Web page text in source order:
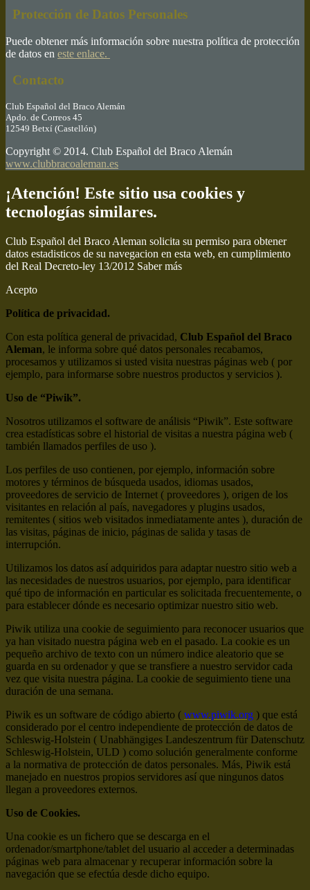
Protección de Datos Personales
Puede obtener más información sobre nuestra política de protección
de datos en este enlace.
Contacto
Club Español del Braco Alemán
Apdo. de Correos 45
12549 Betxí (Castellón)
Copyright © 2014. Club Español del Braco Alemán
www.clubbracoaleman.es
¡Atención! Este sitio usa cookies y
tecnologías similares.
Club Español del Braco Aleman solicita su permiso para obtener
datos estadisticos de su navegacion en esta web, en cumplimiento
del Real Decreto-ley 13/2012 Saber más
Acepto
Política de privacidad.
Con esta política general de privacidad, Club Español del Braco
Aleman, le informa sobre qué datos personales recabamos,
procesamos y utilizamos si usted visita nuestras páginas web ( por
ejemplo, para informarse sobre nuestros productos y servicios ).
Uso de “Piwik”.
Nosotros utilizamos el software de análisis “Piwik”. Este software
crea estadísticas sobre el historial de visitas a nuestra página web (
también llamados perfiles de uso ).
Los perfiles de uso contienen, por ejemplo, información sobre
motores y términos de búsqueda usados, idiomas usados,
proveedores de servicio de Internet ( proveedores ), origen de los
visitantes en relación al país, navegadores y plugins usados,
remitentes ( sitios web visitados inmediatamente antes ), duración de
las visitas, páginas de inicio, páginas de salida y tasas de
interrupción.
Utilizamos los datos así adquiridos para adaptar nuestro sitio web a
las necesidades de nuestros usuarios, por ejemplo, para identificar
qué tipo de información en particular es solicitada frecuentemente, o
para establecer dónde es necesario optimizar nuestro sitio web.
Piwik utiliza una cookie de seguimiento para reconocer usuarios que
ya han visitado nuestra página web en el pasado. La cookie es un
pequeño archivo de texto con un número indice aleatorio que se
guarda en su ordenador y que se transfiere a nuestro servidor cada
vez que visita nuestra página. La cookie de seguimiento tiene una
duración de una semana.
Piwik es un software de código abierto ( www.piwik.org ) que está
considerado por el centro independiente de protección de datos de
Schleswig-Holstein ( Unabhängiges Landeszentrum für Datenschutz
Schleswig-Holstein, ULD ) como solución generalmente conforme
a la normativa de protección de datos personales. Más, Piwik está
manejado en nuestros propios servidores así que ningunos datos
llegan a proveedores externos.
Uso de Cookies.
Una cookie es un fichero que se descarga en el
ordenador/smartphone/tablet del usuario al acceder a determinadas
páginas web para almacenar y recuperar información sobre la
navegación que se efectúa desde dicho equipo.